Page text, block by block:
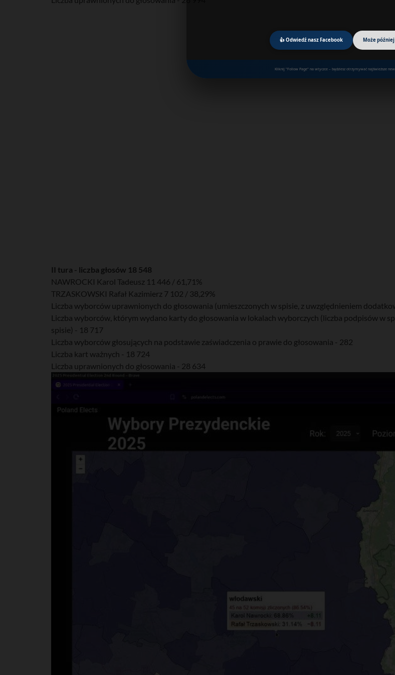
👍 Odwiedź nasz Facebook Może później
Kliknij "Follow Page" na wtyczce – będziesz otrzymywać najświeższe
II tura - liczba głosów 18 548
NAWROCKI Karol Tadeusz 11 446 / 61,71%
TRZASKOWSKI Rafał Kazimierz 7 102 / 38,29%
Liczba wyborców uprawnionych do głosowania (umieszczonych w spisie, z uwzględnieniem
Liczba wyborców, którym wydano karty do głosowania w lokalach wyborczych (liczba podpisów w
spisie) - 18 717
Liczba wyborców głosujących na podstawie zaświadczenia o prawie do głosowania - 282
Liczba kart ważnych - 18 724
Liczba uprawnionych do głosowania - 28 634